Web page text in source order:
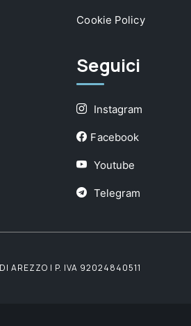
Cookie Policy
Seguici
Instagram
Facebook
Youtube
Telegram
AREZZO | P. IVA 92024840511